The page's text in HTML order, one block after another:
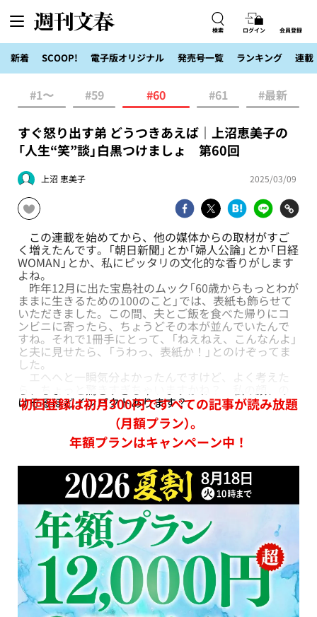
検索 ログイン 会員登録
新着 SCOOP! 電子版オリジナル 発売号一覧 ランキング 連載
#1〜 #59 #60 #61 #最新
すぐ怒り出す弟 どうつきあえば｜上沼恵美子の
「人生“笑”談」白黒つけましょ 第60回
上沼 恵美子 2025/03/09
この連載を始めてから、他の媒体からの取材がすご
く増えたんです。「朝日新聞」とか「婦人公論」とか「日経
WOMAN」とか、私にピッタリの文化的な香りがします
よね。
昨年12月に出た宝島社のムック「60歳からもっとわが
ままに生きるための100のこと」では、表紙も飾らせて
いただきました。この間、夫とご飯を食べた帰りにコ
ンビニに寄ったら、ちょうどその本が並んでいたんで
すね。それで1冊手にとって、「ねえねえ、こんなんよ」
と夫に見せたら、「うわっ、表紙か！」とのけぞってま
した。
エヘヘと一瞬気分よかったんですけど、よく考えた
けぞるほどインパクトあります？
初回登録は初月300円ですべての記事が読み放題
（月額プラン）。
年額プランはキャンペーン中！